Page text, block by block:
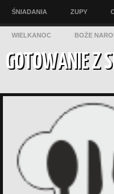
ŚNIADANIA ZUPY
WIELKANOC BOŻE
GOTOWANIE Z